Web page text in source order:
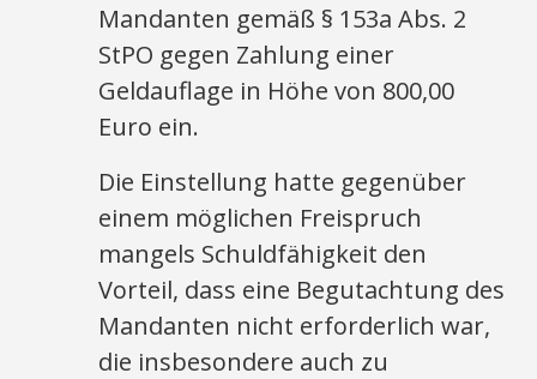
Mandanten gemäß § 153a Abs. 2
StPO gegen Zahlung einer
Geldauflage in Höhe von 800,00
Euro ein.
Die Einstellung hatte gegenüber
einem möglichen Freispruch
mangels Schuldfähigkeit den
Vorteil, dass eine Begutachtung des
Mandanten nicht erforderlich war,
die insbesondere auch zu